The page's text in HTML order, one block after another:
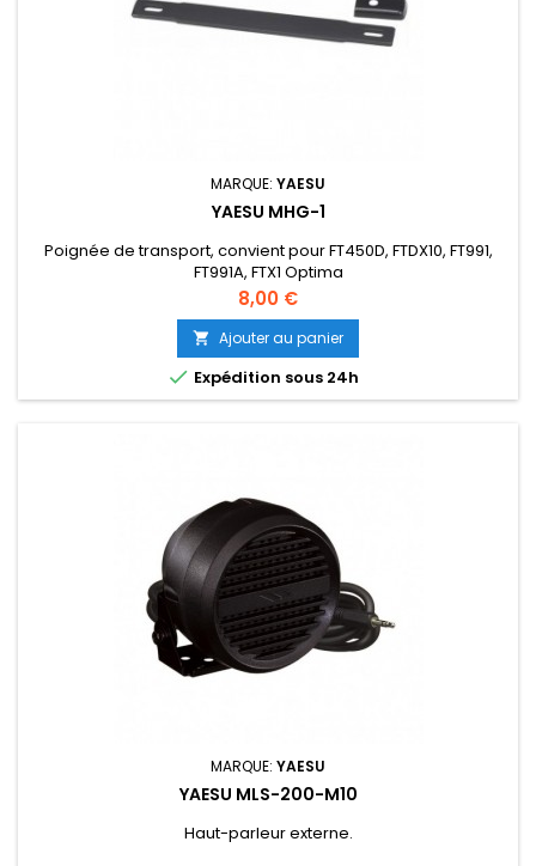
MARQUE: YAESU
YAESU MHG-1
Poignée de transport, convient pour FT450D, FTDX10, FT991,
FT991A, FTX1 Optima
Prix
8,00 €
 Ajouter au panier
 Expédition sous 24h
MARQUE: YAESU
YAESU MLS-200-M10
Haut-parleur externe.